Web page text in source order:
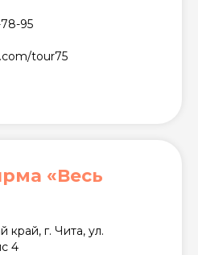
95
tour75
«Весь
край, г. Чита, ул.
4